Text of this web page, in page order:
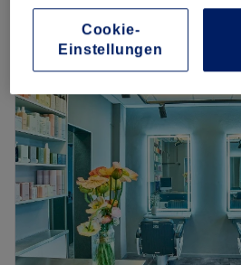
Montag
Donnerstag
Freitag
Samstag
Sonntag
Auf der Suche nach einem Kevin
Du Dich endlich ganz entspannt
Alles reine Kopfsache – zumindest
Cookie-
Einstellungen